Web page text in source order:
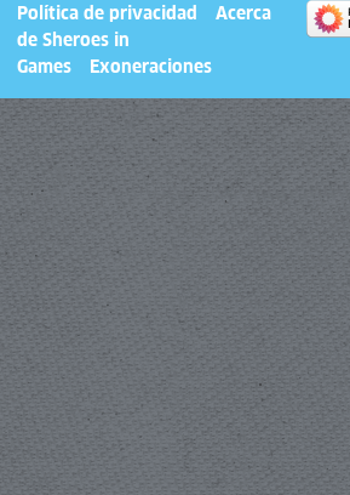
Política de privacidad
Acerca
de Sheroes in
Games
Exoneraciones